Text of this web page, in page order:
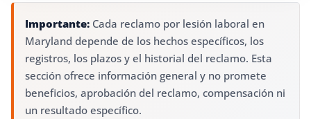
Importante: Cada reclamo por lesión laboral en
Maryland depende de los hechos específicos, los
registros, los plazos y el historial del reclamo. Esta
sección ofrece información general y no promete
beneficios, aprobación del reclamo, compensación ni
un resultado específico.